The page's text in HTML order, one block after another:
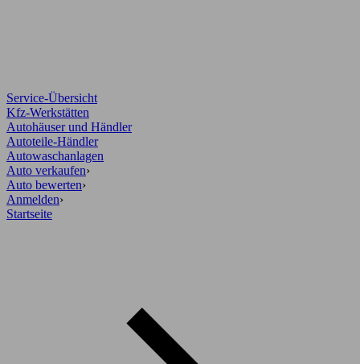
Service-Übersicht
Kfz-Werkstätten
Autohäuser und Händler
Autoteile-Händler
Autowaschanlagen
Auto verkaufen›
Auto bewerten›
Anmelden›
Startseite